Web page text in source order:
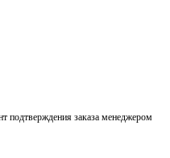
подтверждения заказа менеджером